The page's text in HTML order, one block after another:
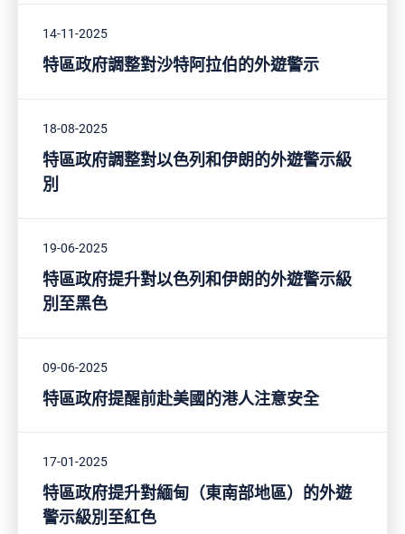
14-11-2025
特區政府調整對沙特阿拉伯的外遊警示
18-08-2025
特區政府調整對以色列和伊朗的外遊警示級
別
19-06-2025
特區政府提升對以色列和伊朗的外遊警示級
別至黑色
09-06-2025
特區政府提醒前赴美國的港人注意安全
17-01-2025
特區政府提升對緬甸（東南部地區）的外遊
警示級別至紅色